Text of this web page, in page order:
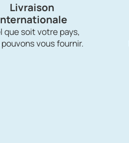
Livraison
que soit votre pays,
vous fournir.